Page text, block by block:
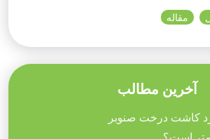
مقاله
آخرین مطالب
کاشت درخت صنوبر